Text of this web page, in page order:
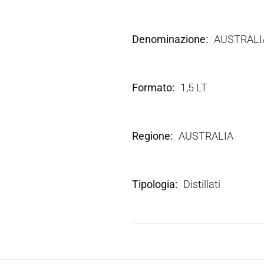
Denominazione
Formato 1,5 LT
Regione AUSTRALIA
Tipologia Distillati